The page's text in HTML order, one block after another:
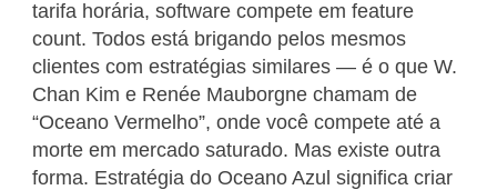
tarifa horária, software compete em feature
count. Todos está brigando pelos mesmos
clientes com estratégias similares — é o que W.
Chan Kim e Renée Mauborgne chamam de
“Oceano Vermelho”, onde você compete até a
morte em mercado saturado. Mas existe outra
forma. Estratégia do Oceano Azul significa criar